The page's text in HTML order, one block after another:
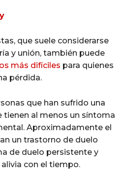
que suele considerarse
y unión, también puede
más difíciles para quienes
pérdida.
que han sufrido una
tienen al menos un síntoma
Aproximadamente el
un trastorno de duelo
de duelo persistente y
con el tiempo.